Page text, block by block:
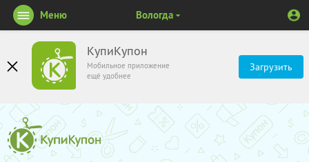
КупиКупон
Мобильное приложение
ещё удобнее
Загрузить
Меню Вологда